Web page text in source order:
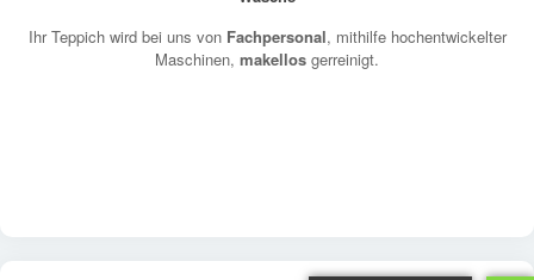
Ihr Teppich wird bei uns von Fachpersonal, mithilfe hochentwickelter
Maschinen, makellos gerreinigt.